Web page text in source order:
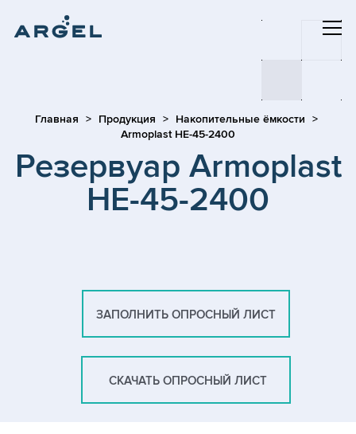
Главная Продукция
Накопительные ёмкости
Armoplast HE-45-2400
Резервуар Armoplast
HE-45-2400
ЗАПОЛНИТЬ ОПРОСНЫЙ ЛИСТ
СКАЧАТЬ ОПРОСНЫЙ ЛИСТ